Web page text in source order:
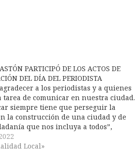
PARTICIPÓ DE LOS ACTOS DE
DEL DÍA DEL PERIODISTA
a los periodistas y a quienes
tarea de comunicar en nuestra ciudad.
siempre tiene que perseguir la
la construcción de una ciudad y de
que nos incluya a todos”,
intendente. En las primeras horas de
el Intendente…
Local»